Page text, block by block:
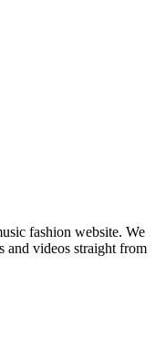
fashion website. We
and videos straight from